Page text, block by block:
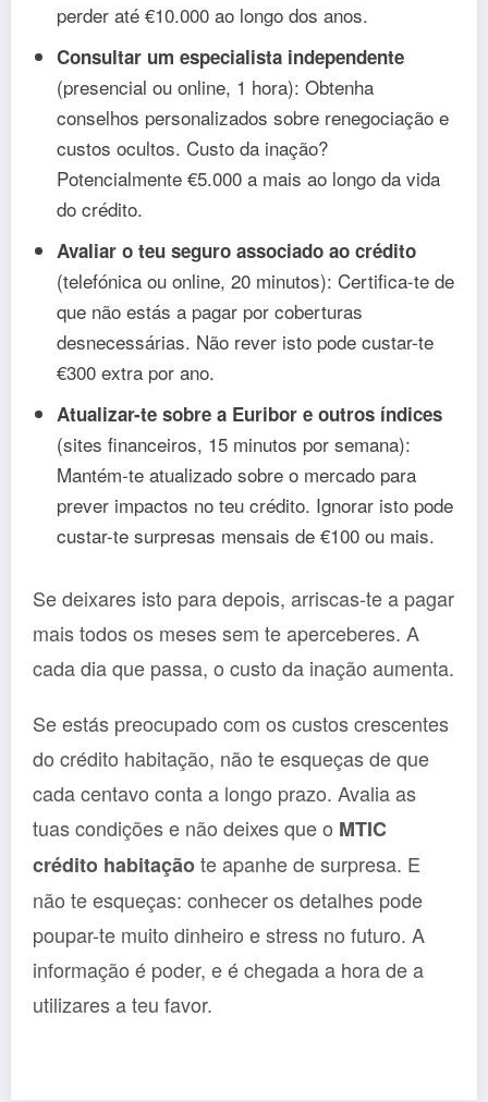
perder até €10.000 ao longo dos anos.
Consultar um especialista independente
(presencial ou online, 1 hora): Obtenha
conselhos personalizados sobre renegociação e
custos ocultos. Custo da inação?
Potencialmente €5.000 a mais ao longo da vida
do crédito.
Avaliar o teu seguro associado ao crédito
(telefónica ou online, 20 minutos): Certifica-te de
que não estás a pagar por coberturas
desnecessárias. Não rever isto pode custar-te
€300 extra por ano.
Atualizar-te sobre a Euribor e outros índices
(sites financeiros, 15 minutos por semana):
Mantém-te atualizado sobre o mercado para
prever impactos no teu crédito. Ignorar isto pode
custar-te surpresas mensais de €100 ou mais.
Se deixares isto para depois, arriscas-te a pagar
mais todos os meses sem te aperceberes. A
cada dia que passa, o custo da inação aumenta.
Se estás preocupado com os custos crescentes
do crédito habitação, não te esqueças de que
cada centavo conta a longo prazo. Avalia as
tuas condições e não deixes que o MTIC
crédito habitaçãote apanhe de surpresa. E
não te esqueças: conhecer os detalhes pode
poupar-te muito dinheiro e stress no futuro. A
informação é poder, e é chegada a hora de a
utilizares a teu favor.